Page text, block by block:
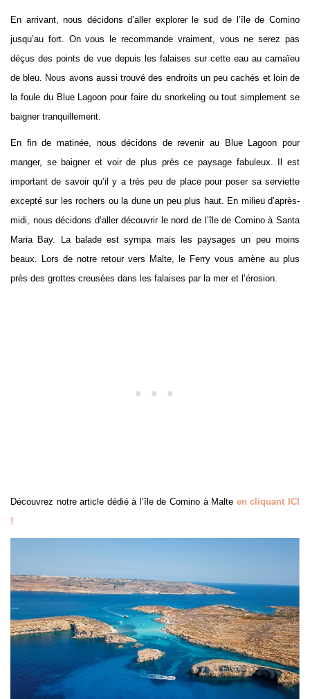
En arrivant, nous décidons d’aller explorer le sud de l’île de Comino
jusqu’au fort. On vous le recommande vraiment, vous ne serez pas
déçus des points de vue depuis les falaises sur cette eau au camaïeu
de bleu. Nous avons aussi trouvé des endroits un peu cachés et loin de
la foule du Blue Lagoon pour faire du snorkeling ou tout simplement se
baigner tranquillement.
En fin de matinée, nous décidons de revenir au Blue Lagoon pour
manger, se baigner et voir de plus près ce paysage fabuleux. Il est
important de savoir qu’il y a très peu de place pour poser sa serviette
excepté sur les rochers ou la dune un peu plus haut. En milieu d’après-
midi, nous décidons d’aller découvrir le nord de l’île de Comino à Santa
Maria Bay. La balade est sympa mais les paysages un peu moins
beaux. Lors de notre retour vers Malte, le Ferry vous amène au plus
près des grottes creusées dans les falaises par la mer et l’érosion.
Découvrez notre article dédié à l’île de Comino à Malte en cliquant ICI
!